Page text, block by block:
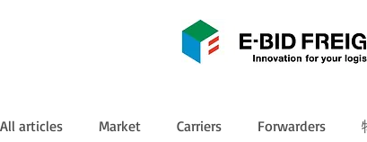
All articles Market Carriers Forwarders